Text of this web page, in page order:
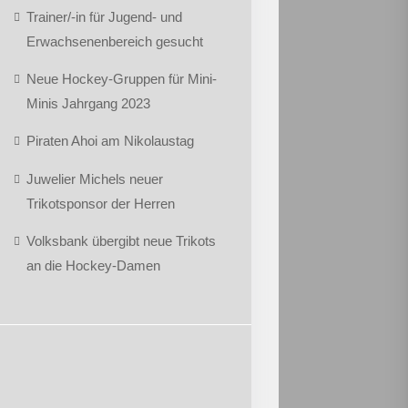
Trainer/-in für Jugend- und
Erwachsenenbereich gesucht
Neue Hockey-Gruppen für Mini-
Minis Jahrgang 2023
Piraten Ahoi am Nikolaustag
Juwelier Michels neuer
Trikotsponsor der Herren
Volksbank übergibt neue Trikots
an die Hockey-Damen